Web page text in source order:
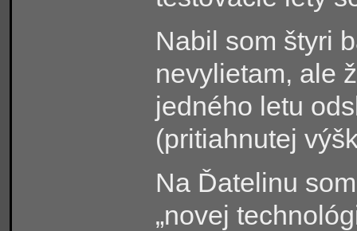
Nabil som štyri
nevylietam, ale
jedného letu
(pritiahnutej
Na Ďatelinu
„novej